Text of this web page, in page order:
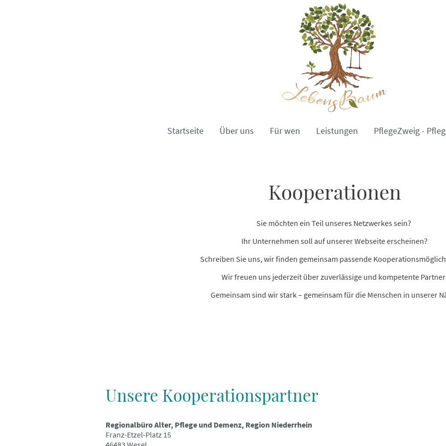
Startseite Über uns Für wen Leistungen
Kooperationen
Sie möchten ein Teil unseres Netzwerkes sein?
Ihr Unternehmen soll auf unserer Webseite erscheinen?
Schreiben Sie uns, wir finden gemeinsam passende
Wir freuen uns jederzeit über zuverlässige und kompetente
Gemeinsam sind wir stark – gemeinsam für die Menschen in unserer
Unsere Kooperationspartner
Regionalbüro Alter, Pflege und Demenz, Region Niederrhein
Franz-Etzel-Platz 15